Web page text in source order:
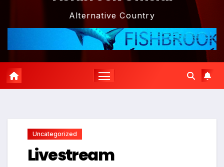
Alternative Country
Uncategorized
Livestream